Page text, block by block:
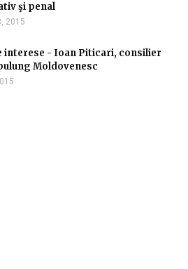
şi penal
2015
interese - Ioan Piticari, consilier
Moldovenesc